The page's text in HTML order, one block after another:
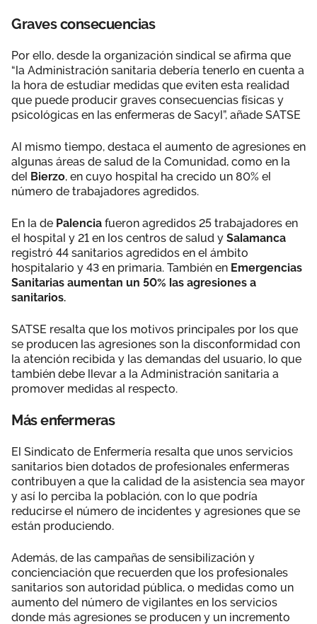
Graves consecuencias
Por ello, desde la organización sindical se afirma que
“la Administración sanitaria debería tenerlo en cuenta a
la hora de estudiar medidas que eviten esta realidad
que puede producir graves consecuencias físicas y
psicológicas en las enfermeras de Sacyl”, añade SATSE
Al mismo tiempo, destaca el aumento de agresiones en
algunas áreas de salud de la Comunidad, como en la
del Bierzo, en cuyo hospital ha crecido un 80% el
número de trabajadores agredidos.
En la de Palencia fueron agredidos 25 trabajadores en
el hospital y 21 en los centros de salud y Salamanca
registró 44 sanitarios agredidos en el ámbito
hospitalario y 43 en primaria. También en Emergencias
Sanitarias aumentan un 50% las agresiones a
sanitarios.
SATSE resalta que los motivos principales por los que
se producen las agresiones son la disconformidad con
la atención recibida y las demandas del usuario, lo que
también debe llevar a la Administración sanitaria a
promover medidas al respecto.
Más enfermeras
El Sindicato de Enfermería resalta que unos servicios
sanitarios bien dotados de profesionales enfermeras
contribuyen a que la calidad de la asistencia sea mayor
y así lo perciba la población, con lo que podría
reducirse el número de incidentes y agresiones que se
están produciendo.
Además, de las campañas de sensibilización y
concienciación que recuerden que los profesionales
sanitarios son autoridad pública, o medidas como un
aumento del número de vigilantes en los servicios
donde más agresiones se producen y un incremento